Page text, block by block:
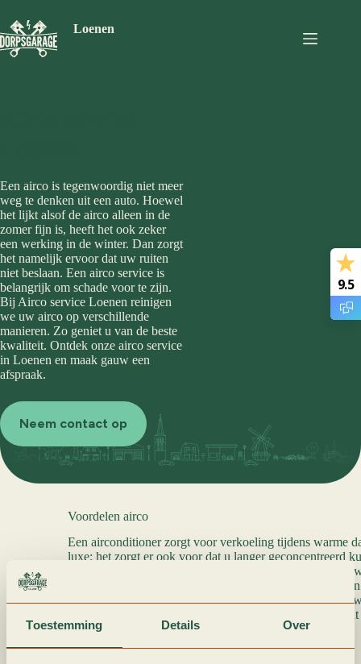
Toestemming Details Over
naar
de
inhoud
Loenen
Een airco is tegenwoordig niet meer
weg te denken uit een auto. Hoewel
het lijkt alsof de airco alleen in de
zomer fijn is, heeft het ook zeker
een werking in de winter. Dan zorgt
het namelijk ervoor dat uw ruiten
niet beslaan. Een airco service is
belangrijk om schade voor te zijn.
Bij Airco service Loenen reinigen
we uw airco op verschillende
manieren. Zo geniet u van de beste
kwaliteit. Ontdek onze airco service
in Loenen en maak gauw een
afspraak.
Neem contact op
Voordelen airco
Een airconditioner zorgt voor verkoeling tijdens warme
luxe: het zorgt er ook voor dat u langer geconcentreerd
comfortabele omgeving in de auto en verbetert de
vermindert het allergenen en voorkomt oververhitting
auto. Verder helpt het bij het reguleren van vochtigheid,
winter nuttig is. Het verhoogt dus de rijveiligheid doordat
temperatuur in de auto kan handhaven.
9.5